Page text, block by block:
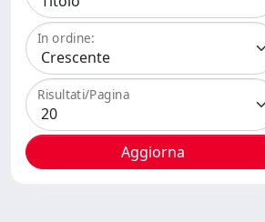
In ordine:
Risultati/Pagina